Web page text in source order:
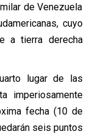
de Venezuela
cuyo
a tierra derecha
lugar de las
imperiosamente
fecha (10 de
seis puntos